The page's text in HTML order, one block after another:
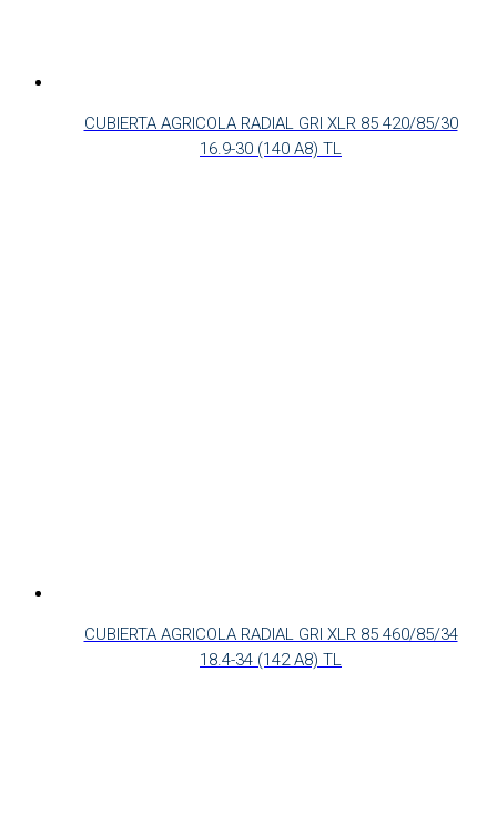
CUBIERTA AGRICOLA RADIAL GRI XLR 85 420/85/30
16.9-30 (140 A8) TL
CUBIERTA AGRICOLA RADIAL GRI XLR 85 460/85/34
18.4-34 (142 A8) TL